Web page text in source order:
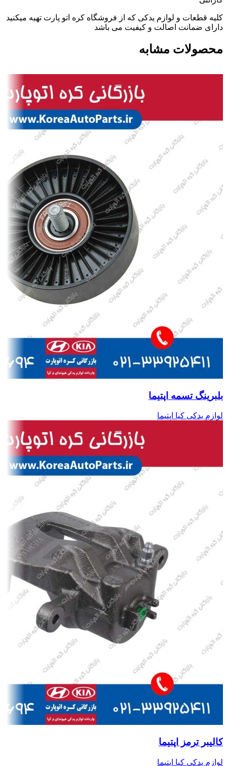
کلیه قطعات و لوازم یدکی که از فروشگاه کره اتو پارت تهیه میکنید
دارای ضمانت اصالت و کیفیت می باشد
محصولات مشابه
بلبرینگ تسمه اپتیما
لوازم یدکی کیا اپتیما
کالیبر ترمز اپتیما
لوازم یدکی کیا اپتیما